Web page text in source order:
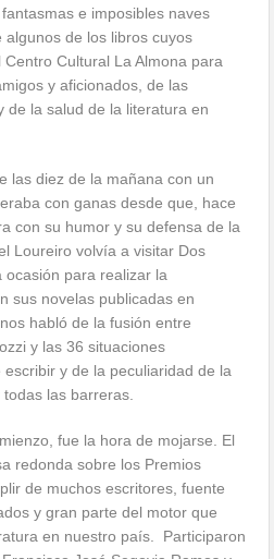
e imposibles naves
de los libros cuyos
Cultural La Almona para
y aficionados, de las
de la salud de la literatura en
las diez de la mañana con un
con ganas desde que, hace
con su humor y su defensa de la
Loureiro volvía a visitar Dos
para realizar la
sus novelas publicadas en
habló de la fusión entre
y las 36 situaciones
y de la peculiaridad de la
las barreras.
fue la hora de mojarse. El
redonda sobre los Premios
de muchos escritores, fuente
y gran parte del motor que
en nuestro país. Participaron